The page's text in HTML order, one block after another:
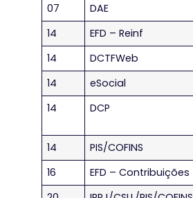
07
DAE
14
EFD – Reinf
14
DCTFWeb
14
eSocial
14
DCP
14
PIS/COFINS
16
EFD – Contribuições